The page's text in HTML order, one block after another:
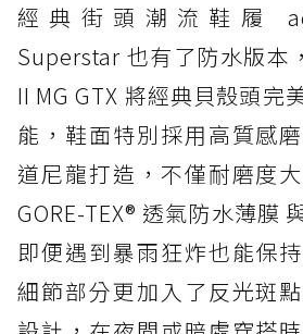
防水鞋推薦 4. ASICS
載 GORE-TEX 隱形貼合科技
防水鞋推薦 5. Salomon
人必備山系鞋王！防滑、防
頂
防水鞋推薦 6. HOKA
復刻厚底，GORE-TEX 防
防水鞋推薦 7.
黃靴同級頂級防水，輕量化
經典街頭潮流鞋履
Superstar 也有了防水版本
II MG GTX 將經典貝殼頭完
能，鞋面特別採用高質感
道尼龍打造，不僅耐磨度
GORE-TEX® 透氣防水薄膜
即便遇到暴雨狂炸也能保
細節部分更加入了反光斑